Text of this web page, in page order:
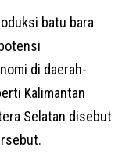
batu bara
di daerah-
Kalimantan
Selatan disebut